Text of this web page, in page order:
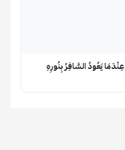
يَعُودُ السَّافِرُ بِنُورِهِ